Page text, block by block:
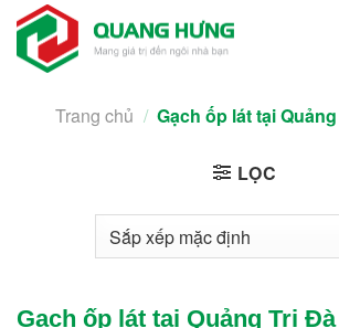
Skip
content
Trang chủ / Gạch ốp lát tại
LỌC
Gạch ốp lát tại Quảng Trị